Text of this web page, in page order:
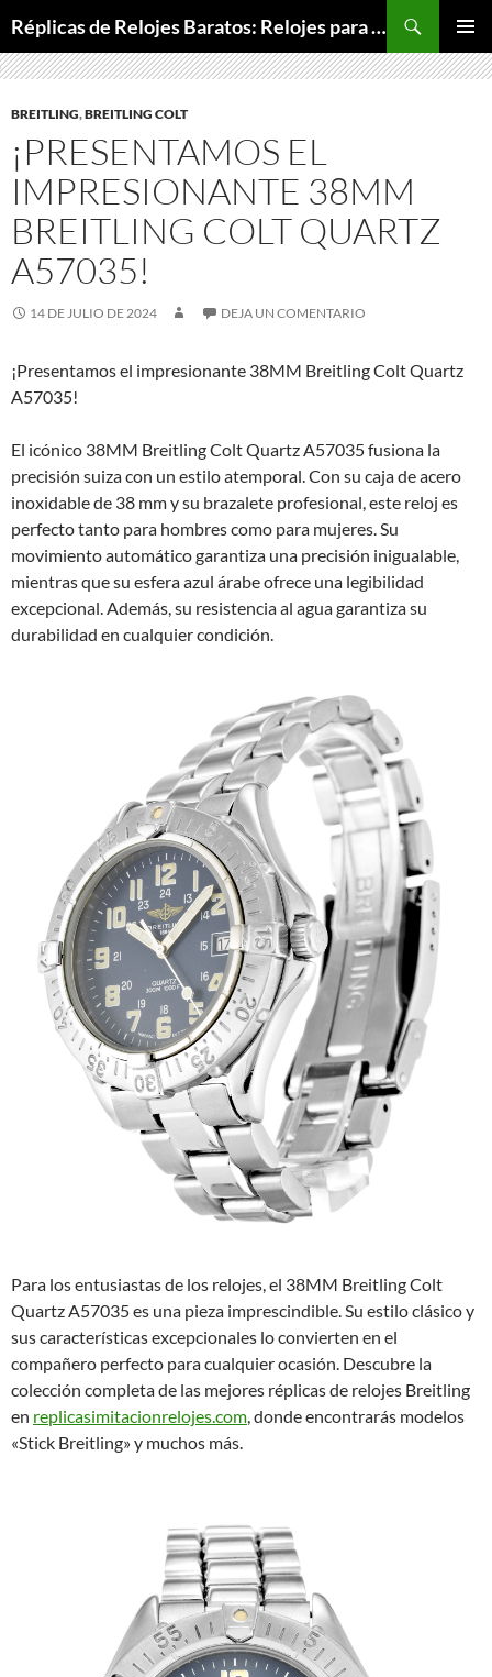
Réplicas de Relojes Baratos: Relojes para Todos los Bolsillos, Relojes de Lujo a Precios Bajos
MENÚ
AL
BREITLING,BREITLING COLT
¡PRESENTAMOS EL
IMPRESIONANTE 38MM
BREITLING COLT QUARTZ
A57035!
14 DE JULIO DE 2024 DEJA UN COMENTARIO
¡Presentamos el impresionante 38MM Breitling Colt Quartz
A57035!
El icónico 38MM Breitling Colt Quartz A57035 fusiona la
precisión suiza con un estilo atemporal. Con su caja de acero
inoxidable de 38 mm y su brazalete profesional, este reloj es
perfecto tanto para hombres como para mujeres. Su
movimiento automático garantiza una precisión inigualable,
mientras que su esfera azul árabe ofrece una legibilidad
excepcional. Además, su resistencia al agua garantiza su
durabilidad en cualquier condición.
Para los entusiastas de los relojes, el 38MM Breitling Colt
Quartz A57035 es una pieza imprescindible. Su estilo clásico y
sus características excepcionales lo convierten en el
compañero perfecto para cualquier ocasión. Descubre la
colección completa de las mejores réplicas de relojes Breitling
en replicasimitacionrelojes.com, donde encontrarás modelos
«Stick Breitling» y muchos más.